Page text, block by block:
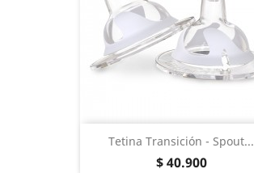
Tetina Transición - Spout...
Precio
$ 40.900